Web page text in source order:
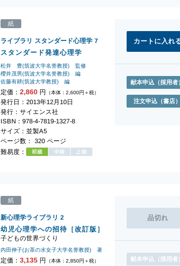
スタンダード発達心理学
ライブラリ スタンダード心理学 7
松井 豊(筑波大学名誉教授) 監修
櫻井茂男(筑波大学名誉教授) 編
佐藤有耕(筑波大学教授) 編
定価：2,860円 （本体：2,600円＋税）
紙
発行日：2013年12月10日
発行：サイエンス社
ISBN：978-4-7819-1327-8
サイズ：並製A5
ページ数： 320 ページ
難易度：
献本申込 （採用者
注文申込 （書店）
幼児心理学への招待［改訂版］
子どもの世界づくり
新心理学ライブラリ 2
内田伸子(お茶の水女子大学名誉教授) 著
定価：3,135円 （本体：2,850円＋税）
紙
献本申込 （採用者